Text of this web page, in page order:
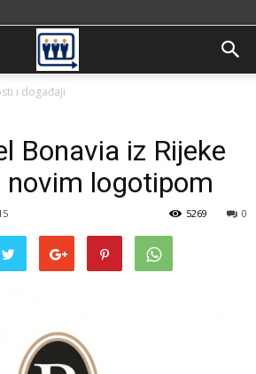
i događaji
Bonavia iz Rijeke
novim logotipom
0
5269